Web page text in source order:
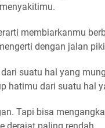
membiarkanmu
dengan jalan
suatu hal yang
hatimu dari suatu hal
Tapi bisa
derajat paling rendah.